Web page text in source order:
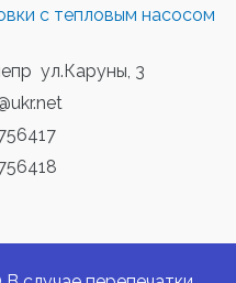
с тепловым насосом
ул.Каруны, 3